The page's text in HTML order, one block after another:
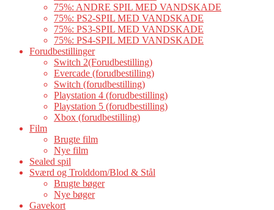
75%: ANDRE SPIL MED VANDSKADE
75%: PS2-SPIL MED VANDSKADE
75%: PS3-SPIL MED VANDSKADE
75%: PS4-SPIL MED VANDSKADE
Forudbestillinger
Switch 2(Forudbestilling)
Evercade (forudbestilling)
Switch (forudbestilling)
Playstation 4 (forudbestilling)
Playstation 5 (forudbestilling)
Xbox (forudbestilling)
Film
Brugte film
Nye film
Sealed spil
Sværd og Trolddom/Blod & Stål
Brugte bøger
Nye bøger
Gavekort